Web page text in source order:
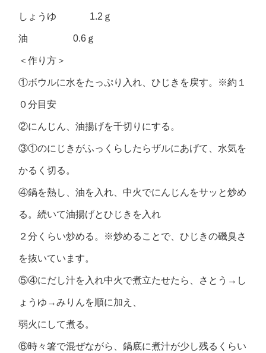
しょうゆ 1.2ｇ
油 0.6ｇ
＜作り方＞
①ボウルに水をたっぷり入れ、ひじきを戻す。※約１
０分目安
②にんじん、油揚げを千切りにする。
③①のにじきがふっくらしたらザルにあげて、水気を
かるく切る。
④鍋を熱し、油を入れ、中火でにんじんをサッと炒め
る。続いて油揚げとひじきを入れ
２分くらい炒める。※炒めることで、ひじきの磯臭さ
を抜いています。
⑤④にだし汁を入れ中火で煮立たせたら、さとう→し
ょうゆ→みりんを順に加え、
弱火にして煮る。
⑥時々箸で混ぜながら、鍋底に煮汁が少し残るくらい